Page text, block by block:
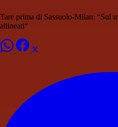
Tare prima di Sassuolo-Milan: “Sul
allineati“